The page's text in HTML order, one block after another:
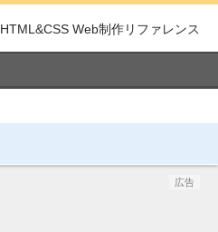
HTML&CSS Web制作リファレンス
広告